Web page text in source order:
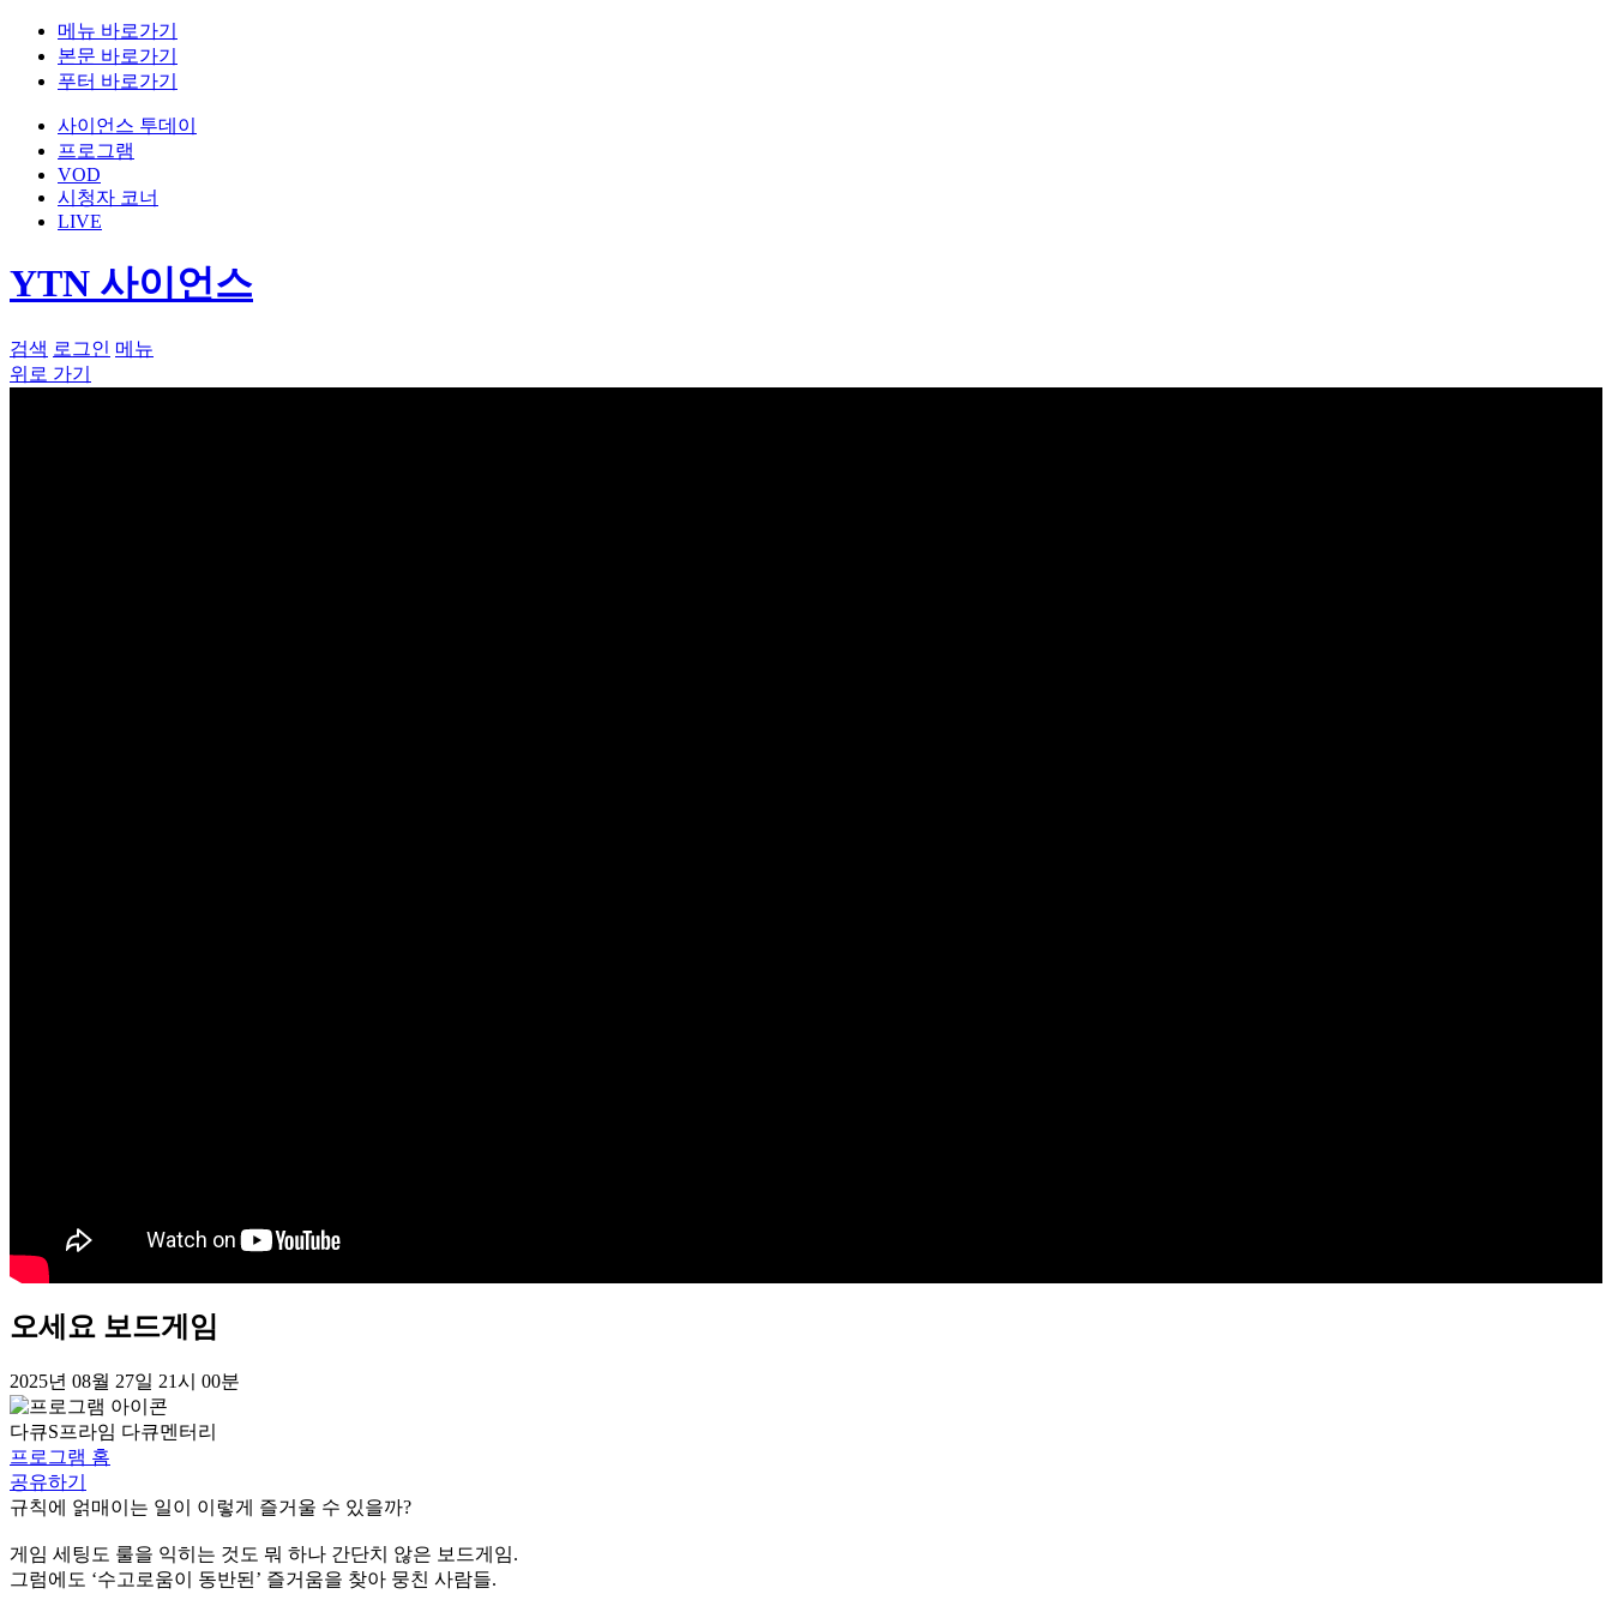
메뉴 바로가기
본문 바로가기
푸터 바로가기
사이언스 투데이
프로그램
VOD
시청자 코너
LIVE
YTN 사이언스
검색 로그인 메뉴
위로 가기
오세요 보드게임
2025년 08월 27일 21시 00분
다큐S프라임 다큐멘터리
프로그램 홈
공유하기
규칙에 얽매이는 일이 이렇게 즐거울 수 있을까?
게임 세팅도 룰을 익히는 것도 뭐 하나 간단치 않은 보드게임.
그럼에도 ‘수고로움이 동반된’ 즐거움을 찾아 뭉친 사람들.